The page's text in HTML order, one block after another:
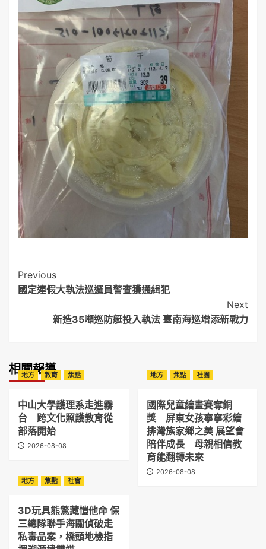
Post
Navigation
Previous
國定連假大執法巡邏員警查獲通緝犯
Next
新造35噸巡防艇投入執法 臺南海巡增添新戰力
相關報導
地方 教育 焦點
中山大學護理系走進霧
台 跨文化照護教育從
部落開始
2026-08-08
地方 焦點 社團
國際兒童繪畫賽奪銅
獎 屏東女孩寧寧彩繪
排灣族家鄉之美 展望會
陪伴成長 母親相信教
育能翻轉未來
2026-08-08
地方
焦點 社會
3D玩具熊驚藏愷他命 保
三總隊聯手海關偵破走
私毒品案，橋頭地檢指